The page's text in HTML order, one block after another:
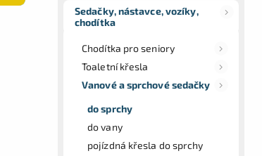
Sedačky, nástavce, vozíky,
chodítka
Chodítka pro seniory
Toaletní křesla
Vanové a sprchové sedačky
do sprchy
do vany
pojízdná křesla do sprchy